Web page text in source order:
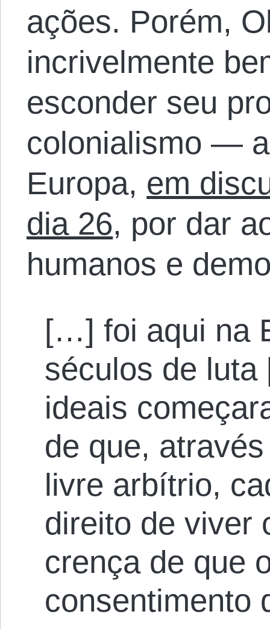
ações. Porém,
incrivelmente
esconder seu
colonialismo —
Europa, em
dia 26, por dar
humanos e
[…] foi aqui na
séculos de
ideais
de que,
livre arbítrio,
direito de viver
crença de que